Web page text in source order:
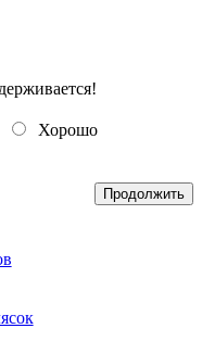
Хорошо
Продолжить